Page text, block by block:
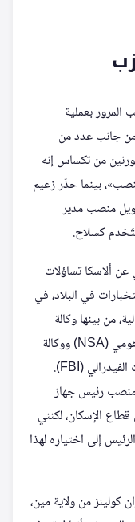
المرور بعملية
جانب عدد من
من تكساس إنه
بينما حذّر زعيم
منصب مدير
كسلاح.
عن ألاسكا تساؤلات
في البلاد، في
وكالة فيدرالية، من بينها وكالة
الاستخبارات المركزية (CIA) ووكالة الأمن القومي (NSA) ووكالة
استخبارات الدفاع (DIA) ومكتب التحقيقات الفيدرالي (FBI).
منصب رئيس جهاز
الإسكان، لكنني
إلى اختياره لهذا
كولينز من ولاية مين،